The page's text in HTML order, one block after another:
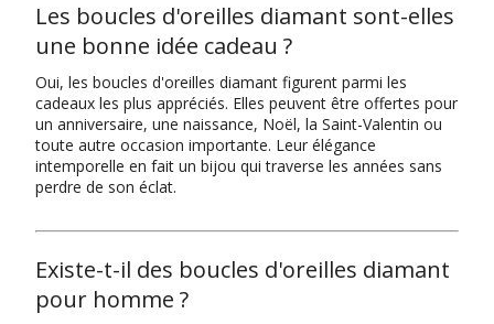
Les boucles d'oreilles diamant sont-elles
une bonne idée cadeau ?
Oui, les boucles d'oreilles diamant figurent parmi les
cadeaux les plus appréciés. Elles peuvent être offertes pour
un anniversaire, une naissance, Noël, la Saint-Valentin ou
toute autre occasion importante. Leur élégance
intemporelle en fait un bijou qui traverse les années sans
perdre de son éclat.
Existe-t-il des boucles d'oreilles diamant
pour homme ?